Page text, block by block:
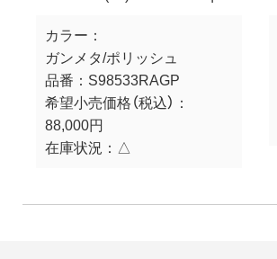
カラー：
ガンメタ/ポリッシュ
品番： S98533RAGP
希望小売価格（税込）：
88,000円
在庫状況： △